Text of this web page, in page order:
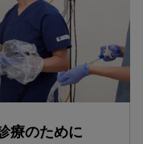
療のために